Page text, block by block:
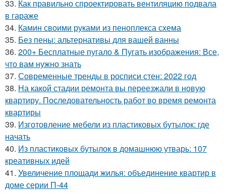
33. Как правильно спроектировать вентиляцию подвала
в гараже
34. Камин своими руками из пеноплекса схема
35. Без пены: альтернативы для вашей ванны
36. 200+ Бесплатные пугало & Пугать изображения: Все,
что вам нужно знать
37. Современные тренды в росписи стен: 2022 год
38. На какой стадии ремонта вы переезжали в новую
квартиру. Последовательность работ во время ремонта
квартиры
39. Изготовление мебели из пластиковых бутылок: где
начать
40. Из пластиковых бутылок в домашнюю утварь: 107
креативных идей
41. Увеличение площади жилья: объединение квартир в
доме серии П-44